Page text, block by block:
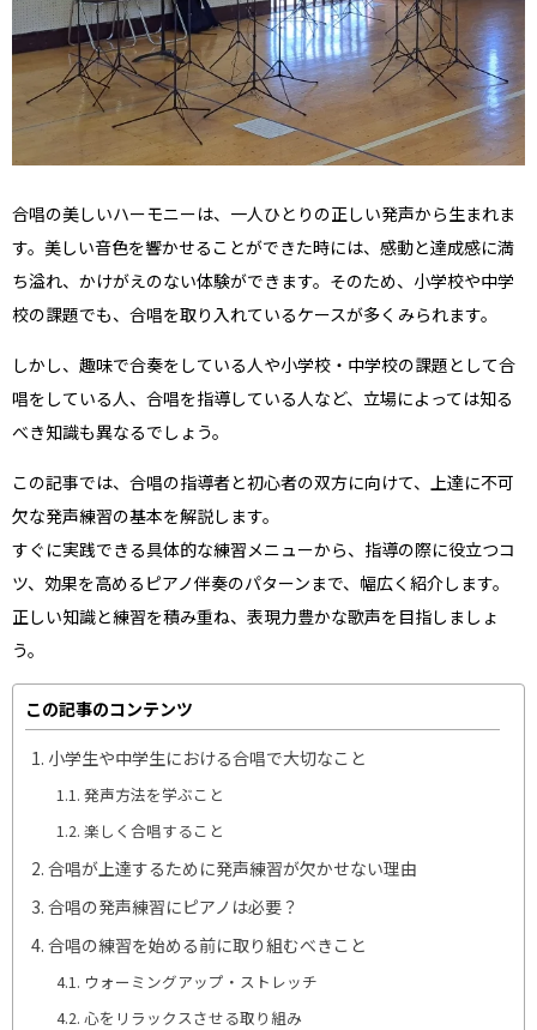
合唱の美しいハーモニーは、一人ひとりの正しい発声から生まれま
す。美しい音色を響かせることができた時には、感動と達成感に満
ち溢れ、かけがえのない体験ができます。そのため、小学校や中学
校の課題でも、合唱を取り入れているケースが多くみられます。
しかし、趣味で合奏をしている人や小学校・中学校の課題として合
唱をしている人、合唱を指導している人など、立場によっては知る
べき知識も異なるでしょう。
この記事では、合唱の指導者と初心者の双方に向けて、上達に不可
欠な発声練習の基本を解説します。
すぐに実践できる具体的な練習メニューから、指導の際に役立つコ
ツ、効果を高めるピアノ伴奏のパターンまで、幅広く紹介します。
正しい知識と練習を積み重ね、表現力豊かな歌声を目指しましょ
う。
この記事のコンテンツ
小学生や中学生における合唱で大切なこと
発声方法を学ぶこと
楽しく合唱すること
合唱が上達するために発声練習が欠かせない理由
合唱の発声練習にピアノは必要？
合唱の練習を始める前に取り組むべきこと
ウォーミングアップ・ストレッチ
心をリラックスさせる取り組み